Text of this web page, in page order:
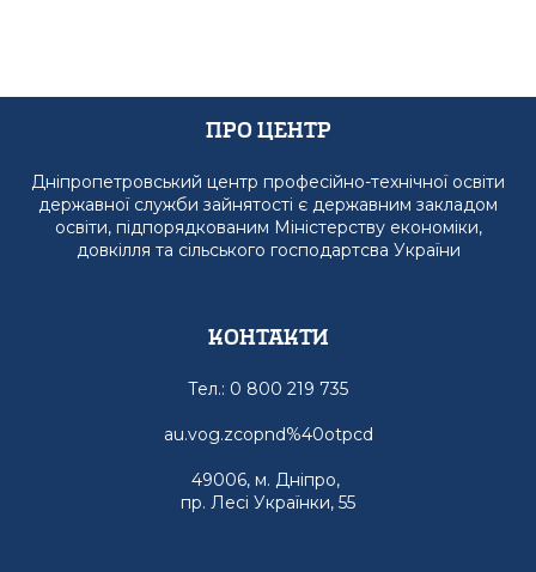
Про Центр
Дніпропетровський центр професійно-технічної освіти
державної служби зайнятості є державним закладом
освіти, підпорядкованим Міністерству економіки,
довкілля та сільського господартсва України
Контакти
Тел.: 0 800 219 735
au.vog.zcopnd%40otpcd
49006, м. Дніпро,
пр. Лесі Українки, 55